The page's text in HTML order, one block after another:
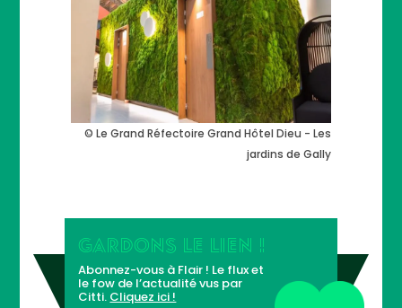
© Le Grand Réfectoire Grand Hôtel Dieu - Les
jardins de Gally
GARDONS LE LIEN !
Abonnez-vous à Flair ! Le flux et
le fow de l’actualité vus par
Citti. Cliquez ici !